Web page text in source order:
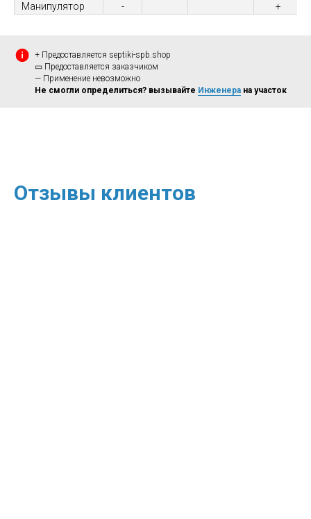
Манипулятор
- +
+ Предоставляется septiki-spb.shop
▭ Предоставляется заказчиком
— Применение невозможно
Не смогли определиться? вызывайте Инженера на участок
Отзывы клиентов